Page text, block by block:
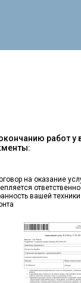
работ у
на оказание
вашей